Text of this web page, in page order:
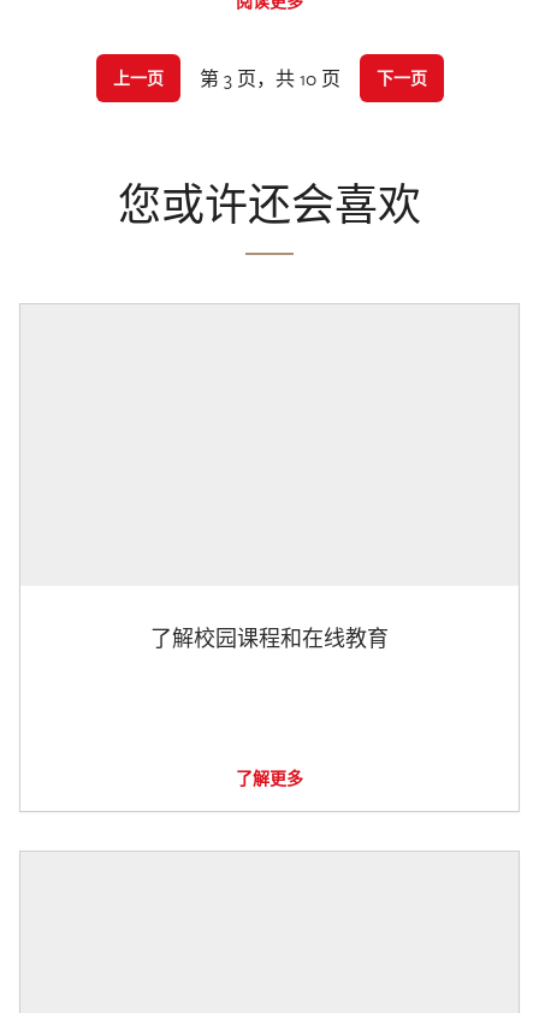
上一页 第 3 页，共 10 页 下一页
您或许还会喜欢
了解校园课程和在线教育
了解更多